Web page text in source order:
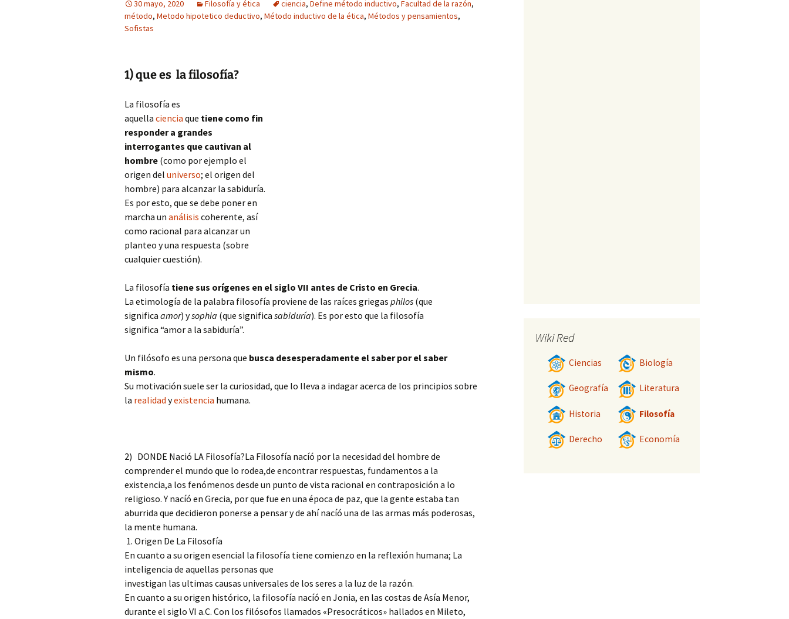
30 mayo, 2020 Filosofía y ética ciencia, Define método inductivo, Facultad de la razón,
método, Metodo hipotetico deductivo, Método inductivo de la ética, Métodos y pensamientos,
Sofistas
1) que es la filosofía?
La filosofía es
aquella ciencia que tiene como fin
responder a grandes
interrogantes que cautivan al
hombre (como por ejemplo el
origen del universo; el origen del
hombre) para alcanzar la sabiduría.
Es por esto, que se debe poner en
marcha un análisis coherente, así
como racional para alcanzar un
planteo y una respuesta (sobre
cualquier cuestión).
La filosofía tiene sus orígenes en el siglo VII antes de Cristo en Grecia.
La etimología de la palabra filosofía proviene de las raíces griegas philos (que
significa amor) ysophia (que significa sabiduría). Es por esto que la filosofía
significa “amor a la sabiduría”.
Un filósofo es una persona que busca desesperadamente el saber por el saber
mismo.
Su motivación suele ser la curiosidad, que lo lleva a indagar acerca de los principios sobre
la realidad yexistencia humana.
2) DONDE Nació LA Filosofía?La Filosofía nacíó por la necesidad del hombre de
comprender el mundo que lo rodea,de encontrar respuestas, fundamentos a la
existencia,a los fenómenos desde un punto de vista racional en contraposición a lo
religioso. Y nacíó en Grecia, por que fue en una época de paz, que la gente estaba tan
aburrida que decidieron ponerse a pensar y de ahí nacíó una de las armas más poderosas,
la mente humana.
1. Origen De La Filosofía
En cuanto a su origen esencial la filosofía tiene comienzo en la reflexión humana; La
inteligencia de aquellas personas que
investigan las ultimas causas universales de los seres a la luz de la razón.
En cuanto a su origen histórico, la filosofía nacíó en Jonia, en las costas de Asía Menor,
durante el siglo VI a.C. Con los filósofos llamados «Presocráticos» hallados en Mileto,
Wiki Red
Ciencias Biología
Geografía Literatura
Historia Filosofía
Derecho Economía